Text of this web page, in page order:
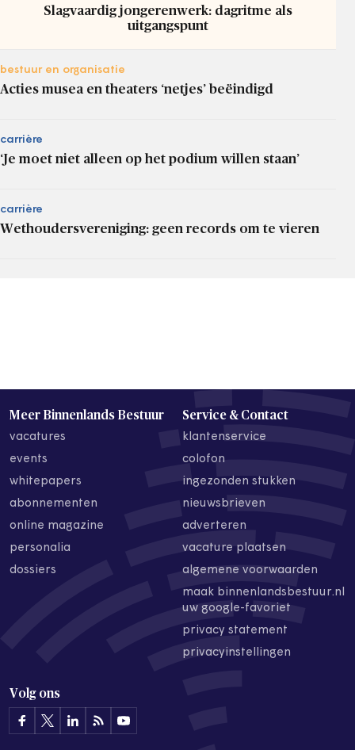
Slagvaardig jongerenwerk: dagritme als
uitgangspunt
bestuur en organisatie
Acties musea en theaters ‘netjes’ beëindigd
carrière
‘Je moet niet alleen op het podium willen staan’
carrière
Wethoudersvereniging: geen records om te vieren
Meer Binnenlands Bestuur
vacatures
events
whitepapers
abonnementen
online magazine
personalia
dossiers
Service & Contact
klantenservice
colofon
ingezonden stukken
nieuwsbrieven
adverteren
vacature plaatsen
algemene voorwaarden
maak binnenlandsbestuur.nl
uw google-favoriet
privacy statement
privacyinstellingen
Volg ons